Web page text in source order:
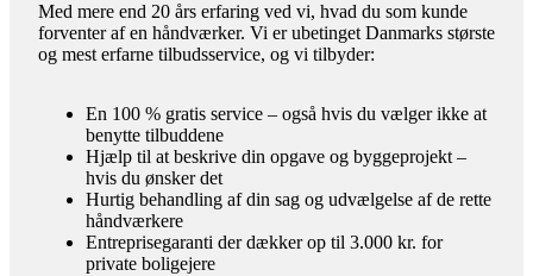
Med mere end 20 års erfaring ved vi, hvad du som kunde
forventer af en håndværker. Vi er ubetinget Danmarks største
og mest erfarne tilbudsservice, og vi tilbyder:
En 100 % gratis service – også hvis du vælger ikke at
benytte tilbuddene
Hjælp til at beskrive din opgave og byggeprojekt –
hvis du ønsker det
Hurtig behandling af din sag og udvælgelse af de rette
håndværkere
Entreprisegaranti der dækker op til 3.000 kr. for
private boligejere